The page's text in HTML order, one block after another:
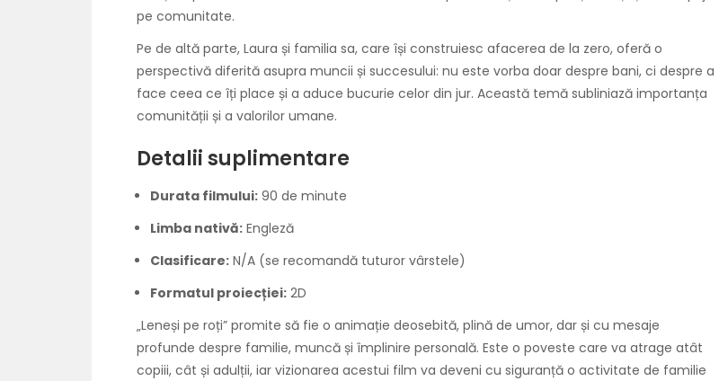
pe comunitate.
Pe de altă parte, Laura și familia sa, care își construiesc afacerea de la zero, oferă o
perspectivă diferită asupra muncii și succesului: nu este vorba doar despre bani, ci despre a
face ceea ce îți place și a aduce bucurie celor din jur. Această temă subliniază importanța
comunității și a valorilor umane.
Detalii suplimentare
Durata filmului: 90 de minute
Limba nativă: Engleză
Clasificare: N/A (se recomandă tuturor vârstele)
Formatul proiecției: 2D
„Leneși pe roți” promite să fie o animație deosebită, plină de umor, dar și cu mesaje
profunde despre familie, muncă și împlinire personală. Este o poveste care va atrage atât
copiii, cât și adulții, iar vizionarea acestui film va deveni cu siguranță o activitate de familie